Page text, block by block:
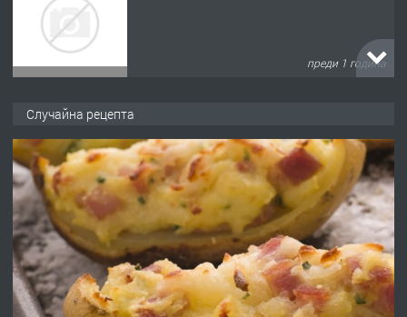
преди 1 година
преди 2 години
ПРЕДЛАГА
УДЪЛЖАВАНЕ НА ЧОВЕШКИЯТ
ЖИВОТ И ПОДОБРЯВАНЕ НА
НЕГОВОТО КАЧЕСТВО
преди 2 години
Случайна рецепта